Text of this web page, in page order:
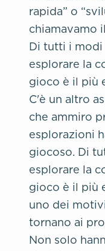
rapida” o
chiamavamo
Di tutti i modi
esplorare la
gioco è il più
C'è un altro
che ammiro
esplorazioni
giocoso. Di
esplorare la
gioco è il più
uno dei
tornano ai
Non solo